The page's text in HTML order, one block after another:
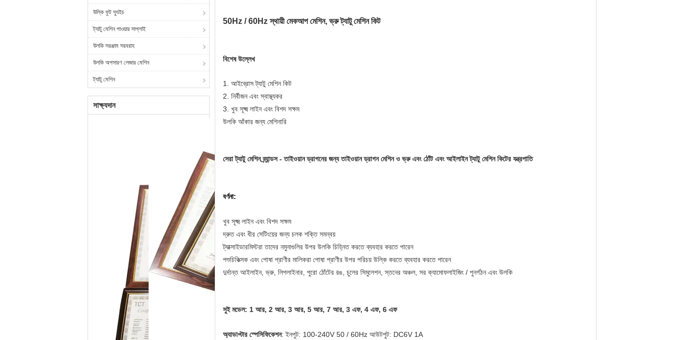
উল্কি ফুট স্যুইচ
ট্যাটু মেশিন পাওয়ার সাপ্লাই
উলকি সরঞ্জাম সরবরাহ
উলকি অপসারণ লেজার মেশিন
ট্যাটু মেশিন
সাক্ষ্যদান
50Hz / 60Hz স্থায়ী মেকআপ মেশিন, ভ্রু ট্যাটু মেশিন কিট
বিশেষ উল্লেখ
1. আইব্রোস ট্যাটু মেশিন কিট
2. নির্বীজন এবং স্বাস্থ্যকর
3. খুব সূক্ষ্ম লাইন এবং বিশদ সক্ষম
উলকি আঁকার জন্য মেশিনারি
সেরা ট্যাটু মেশিন ব্র্যান্ডস - তাইওয়ান ড্রাগনের জন্য তাইওয়ান ড্রাগন মেশিন ও ভ্রু এবং ঠোঁট এবং আইলাইন ট্যাটু মেশিন কিটের যন্ত্রপাতি
বর্ণনা:
খুব সূক্ষ্ম লাইন এবং বিশদ সক্ষম
দ্রুত এবং ধীর সেটিংয়ের জন্য চলক শক্তি সমন্বয়
ট্যাক্সাইডারমিস্টরা তাদের নমুনাগুলির উপর উলকি চিহ্নিত করতে ব্যবহার করতে পারেন
পশুচিকিত্সক এবং পোষা প্রাণীর মালিকরা পোষা প্রাণীর উপর পরিচয় উল্কি করতে ব্যবহার করতে পারেন
দুর্দান্ত আইলাইন, ভ্রু, লিপলাইনার, পুরো ঠোঁটের রঙ, চুলের সিমুলেশন, স্তনের অঞ্চল, সর ক্যামোফলাইজিং / পুনর্গঠন এবং উলকি
সুই মডেল: 1 আর, 2 আর, 3 আর, 5 আর, 7 আর, 3 এফ, 4 এফ, 6 এফ
অ্যাডাপ্টার স্পেসিফিকেশন: ইনপুট: 100-240V 50 / 60Hz আউটপুট: DC6V 1A